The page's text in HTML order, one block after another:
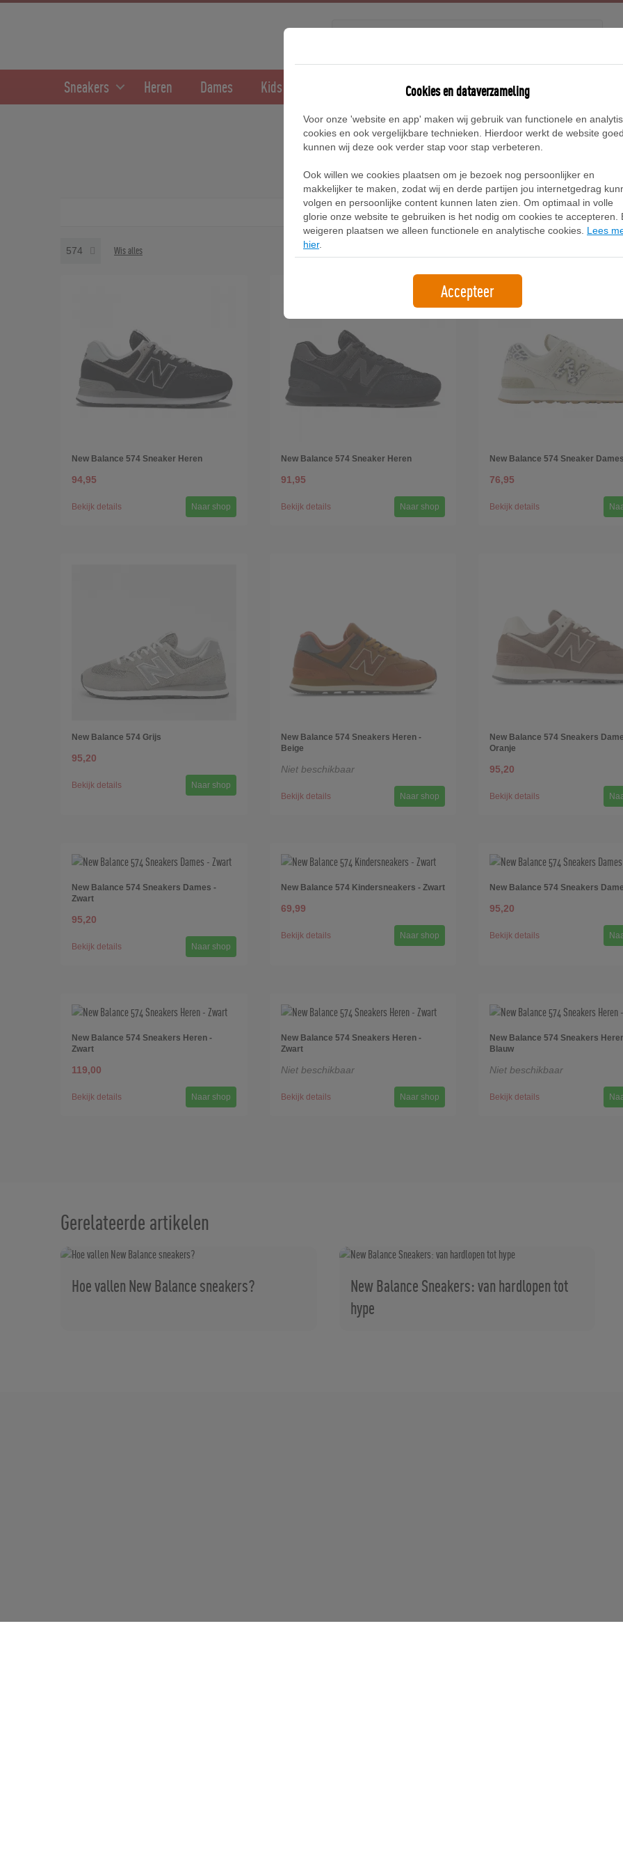
Sneakers Heren Dames Kids
Home New Balance 574 Sneakers
New Balance 574 Sneakers
Filter 1
574 Wis alles
New Balance 574 Sneaker Heren
94,95
Bekijk details Naar shop
New Balance 574 Sneaker Heren
91,95
Bekijk details Naar shop
New Balance 574 Sneaker Dames
76,95
Bekijk details
New Balance 574 Grijs
95,20
Bekijk details Naar shop
New Balance 574 Sneakers Heren -
Beige
Niet beschikbaar
Bekijk details Naar shop
New Balance 574 Sneakers
Oranje
95,20
Bekijk details
New Balance 574 Sneakers Dames -
Zwart
95,20
Bekijk details Naar shop
New Balance 574 Kindersneakers - Zwart
69,99
Bekijk details Naar shop
New Balance 574 Sneakers
95,20
Bekijk details
New Balance 574 Sneakers Heren -
Zwart
119,00
Bekijk details Naar shop
New Balance 574 Sneakers Heren -
Zwart
Niet beschikbaar
Bekijk details Naar shop
New Balance 574 Sneakers
Blauw
Niet beschikbaar
Bekijk details
Gerelateerde artikelen
Hoe vallen New Balance sneakers?
New Balance Sneakers: van hardlopen tot
hype
Cookies en dataverzameling
Voor onze 'website en app' maken wij gebruik van functionele en
cookies en ook vergelijkbare technieken. Hierdoor werkt de website
kunnen wij deze ook verder stap voor stap verbeteren.
Ook willen we cookies plaatsen om je bezoek nog persoonlijker en
makkelijker te maken, zodat wij en derde partijen jou internetgedrag
volgen en persoonlijke content kunnen laten zien. Om optimaal in volle
glorie onze website te gebruiken is het nodig om cookies te accepteren.
weigeren plaatsen we alleen functionele en analytische cookies. Lees
hier.
Accepteer